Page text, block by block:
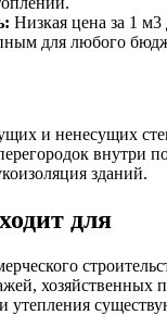
Низкая цена за 1 м3
для любого
и ненесущих
внутри
зданий.
для
хозяйственных
утепления